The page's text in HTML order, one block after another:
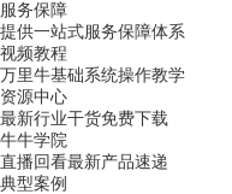
服务保障
提供一站式服务保障体系
视频教程
万里牛基础系统操作教学
资源中心
最新行业干货免费下载
牛牛学院
直播回看最新产品速递
典型案例